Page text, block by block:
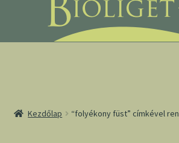
navigációhoz
tartalomba
Kezdőlap “folyékony füst” címkével